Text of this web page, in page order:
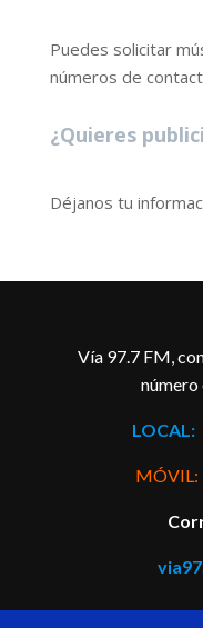
Puedes solicitar
números de
¿Quieres
Déjanos tu
Vía 97.7 FM,
LOCAL:
MÓVIL: